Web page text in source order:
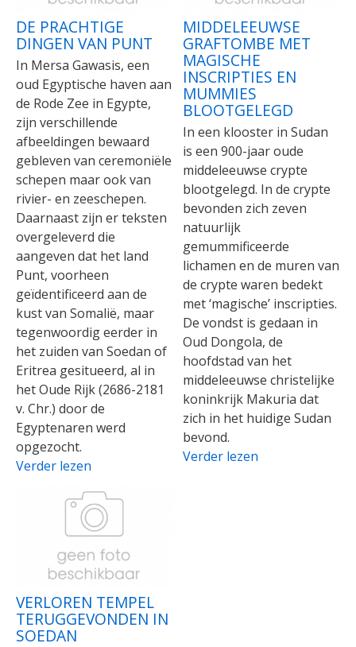
DE PRACHTIGE
DINGEN VAN PUNT
In Mersa Gawasis, een
oud Egyptische haven aan
de Rode Zee in Egypte,
zijn verschillende
afbeeldingen bewaard
gebleven van ceremoniële
schepen maar ook van
rivier- en zeeschepen.
Daarnaast zijn er teksten
overgeleverd die
aangeven dat het land
Punt, voorheen
geïdentificeerd aan de
kust van Somalië, maar
tegenwoordig eerder in
het zuiden van Soedan of
Eritrea gesitueerd, al in
het Oude Rijk (2686-2181
v. Chr.) door de
Egyptenaren werd
opgezocht.
Verder lezen
MIDDELEEUWSE
GRAFTOMBE MET
MAGISCHE
INSCRIPTIES EN
MUMMIES
BLOOTGELEGD
In een klooster in Sudan
is een 900-jaar oude
middeleeuwse crypte
blootgelegd. In de crypte
bevonden zich zeven
natuurlijk
gemummificeerde
lichamen en de muren van
de crypte waren bedekt
met ‘magische’ inscripties.
De vondst is gedaan in
Oud Dongola, de
hoofdstad van het
middeleeuwse christelijke
koninkrijk Makuria dat
zich in het huidige Sudan
bevond.
Verder lezen
VERLOREN TEMPEL
TERUGGEVONDEN IN
SOEDAN